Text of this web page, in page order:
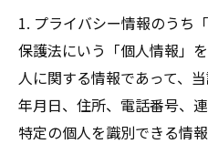
1. プライバシー情報のうち
保護法にいう「個人情報」
人に関する情報であって、
年月日、住所、電話番号、
特定の個人を識別できる情報